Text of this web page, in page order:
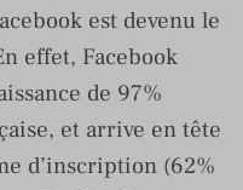
est devenu le
effet, Facebook
de 97%
et arrive en tête
d’inscription (62%